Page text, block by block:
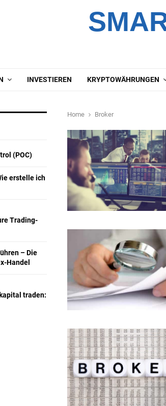
INVESTIEREN KRYPTOWÄHRUNGEN
Home Broker
(POC)
erstelle ich
Trading-
– Die
Handel
traden: